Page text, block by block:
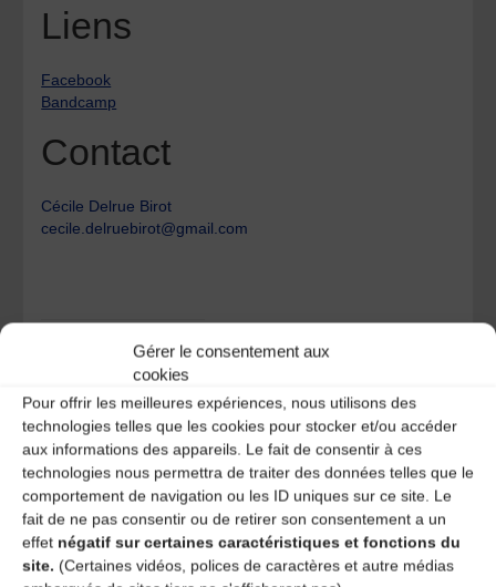
Gérer le consentement aux
cookies
Pour offrir les meilleures expériences, nous utilisons des
technologies telles que les cookies pour stocker et/ou accéder
aux informations des appareils. Le fait de consentir à ces
technologies nous permettra de traiter des données telles que le
comportement de navigation ou les ID uniques sur ce site. Le
fait de ne pas consentir ou de retirer son consentement a un
effet négatif sur certaines caractéristiques et fonctions du
site. (Certaines vidéos, polices de caractères et autre médias
Liens
Facebook
Bandcamp
Contact
Cécile Delrue Birot
cecile.delruebirot@gmail.com
Laisser un
commentaire
Votre adresse e-mail ne sera pas publiée.
Les champs
obligatoires sont indiqués avec *